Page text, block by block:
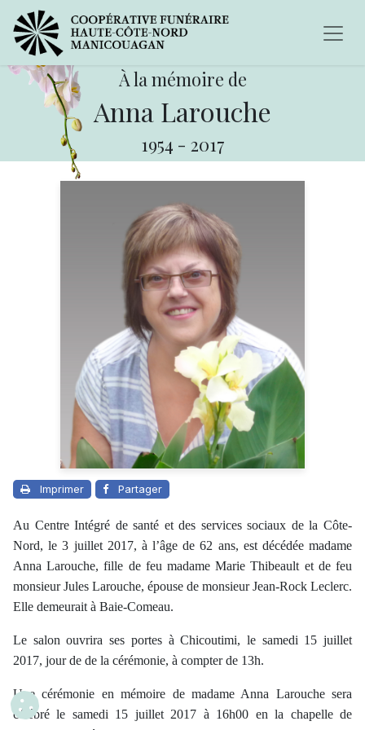
À la mémoire de
Anna Larouche
1954 - 2017
Imprimer Partager
Au Centre Intégré de santé et des services sociaux de la Côte-
Nord, le 3 juillet 2017, à l’âge de 62 ans, est décédée madame
Anna Larouche, fille de feu madame Marie Thibeault et de feu
monsieur Jules Larouche, épouse de monsieur Jean-Rock Leclerc.
Elle demeurait à Baie-Comeau.
Le salon ouvrira ses portes à Chicoutimi, le samedi 15 juillet
2017, jour de de la cérémonie, à compter de 13h.
Une cérémonie en mémoire de madame Anna Larouche sera
célébré le samedi 15 juillet 2017 à 16h00 en la chapelle de